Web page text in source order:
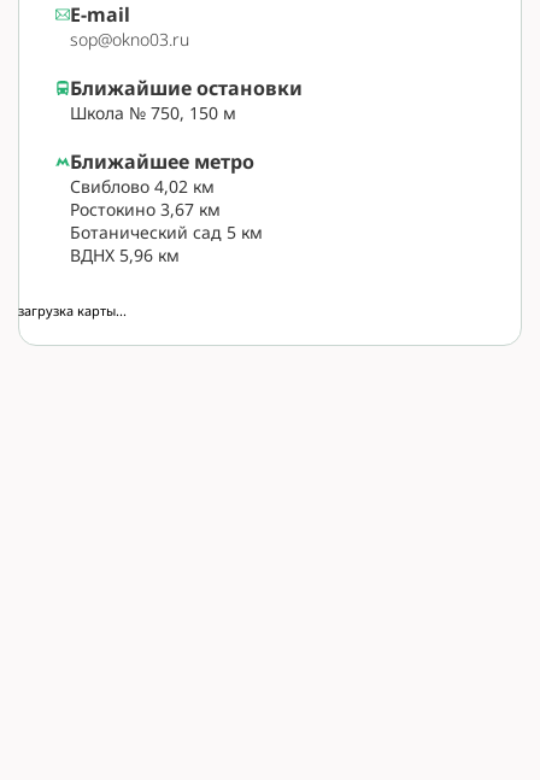
E-mail
sop@okno03.ru
Ближайшее метро
Свиблово 4,02 км
Ростокино 3,67 км
Ботанический сад 5 км
ВДНХ 5,96 км
Ближайшие остановки
Школа № 750, 150 м
загрузка карты...